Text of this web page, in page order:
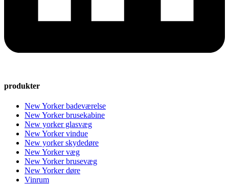
produkter
New Yorker badeværelse
New Yorker brusekabine
New yorker glasvæg
New Yorker vindue
New yorker skydedøre
New Yorker væg
New Yorker brusevæg
New Yorker døre
Vinrum